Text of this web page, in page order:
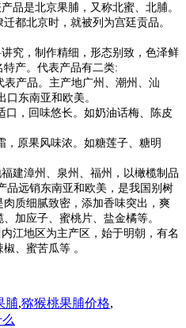
品是北京果脯，又称北蜜、北脯。
都北京时，就被列为宫廷贡品。
究，制作精细，形态别致，色泽鲜
产。代表产品有二类:
产品。主产地广州、潮州、汕
口东南亚和欧美。
口，回味悠长。如奶油话梅、陈皮
，原果风味浓。如糖莲子、糖明
建漳州、泉州、福州，以橄榄制品
品远销东南亚和欧美，是我国别树
肉质细腻致密，添加香味突出，爽
、加应子、蜜桃片、盐金橘等。
江地区为主产区，始于明朝，有名
、蜜苦瓜等 。
脯,猕猴桃果脯价格,